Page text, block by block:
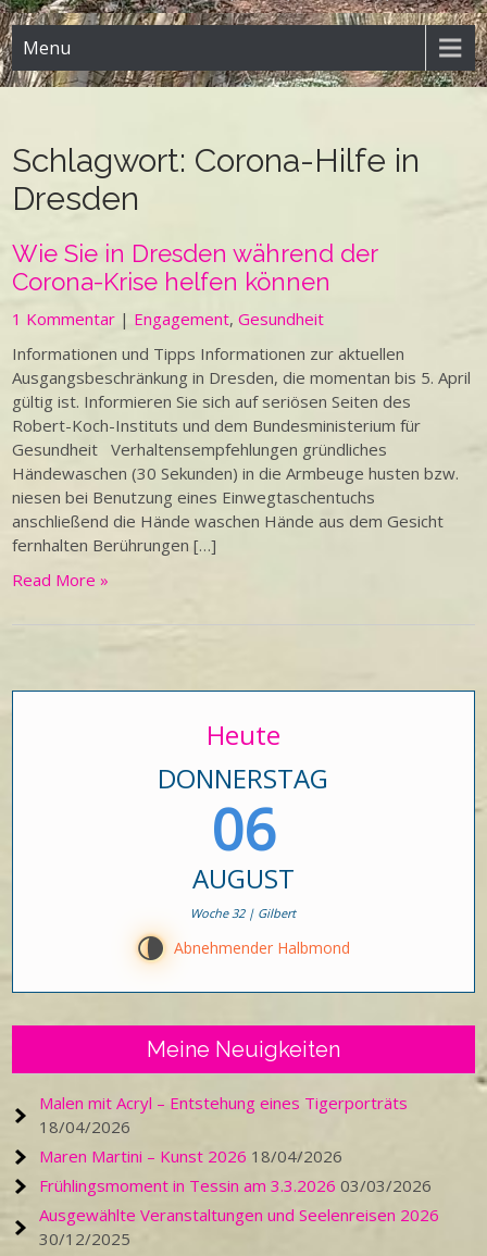
Menu
Schlagwort: Corona-Hilfe in
Dresden
Wie Sie in Dresden während der
Corona-Krise helfen können
1 Kommentar | Engagement,Gesundheit
Informationen und Tipps Informationen zur aktuellen
Ausgangsbeschränkung in Dresden, die momentan bis 5. April
gültig ist. Informieren Sie sich auf seriösen Seiten des
Robert-Koch-Instituts und dem Bundesministerium für
Gesundheit Verhaltensempfehlungen gründliches
Händewaschen (30 Sekunden) in die Armbeuge husten bzw.
niesen bei Benutzung eines Einwegtaschentuchs
anschließend die Hände waschen Hände aus dem Gesicht
fernhalten Berührungen […]
Read More »
Heute
DONNERSTAG
06
AUGUST
Woche 32 | Gilbert
U Abnehmender Halbmond
Meine Neuigkeiten
Malen mit Acryl – Entstehung eines Tigerporträts
18/04/2026
Maren Martini – Kunst 2026 18/04/2026
Frühlingsmoment in Tessin am 3.3.2026 03/03/2026
Ausgewählte Veranstaltungen und Seelenreisen 2026
30/12/2025